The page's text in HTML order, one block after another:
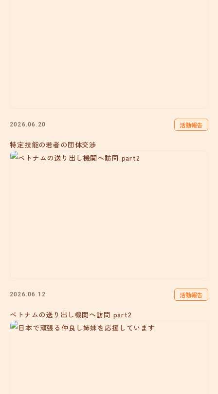
2026.06.20 活動報告
特定技能の若者の団体交渉
2026.06.12 活動報告
ベトナムの送り出し機関へ訪問 part2